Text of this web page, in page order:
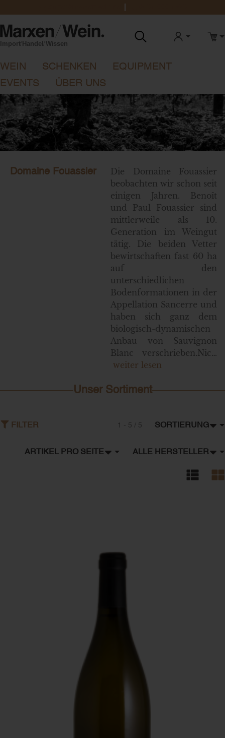
ANMELDEN
WEIN SCHENKEN
EQUIPMENT
EVENTS
ÜBER UNS
Domaine Fouassier
Die Domaine Fouassier
beobachten wir schon seit
einigen Jahren. Benoît
und Paul Fouassier sind
mittlerweile als 10.
Generation im Weingut
tätig. Die beiden Vetter
bewirtschaften fast 60 ha
auf den
unterschiedlichen
Bodenformationen in der
Appellation Sancerre und
haben sich ganz dem
biologisch-dynamischen
Anbau von Sauvignon
Blanc verschrieben.Nic…
weiter lesen
Unser Sortiment
FILTER 1 - 5 / 5 SORTIERUNG
ARTIKEL PRO SEITE ALLE HERSTELLER